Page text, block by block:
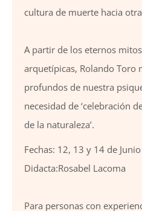
cultura de muerte hacia
A partir de los eternos
arquetípicas, Rolando Toro
profundos de nuestra
necesidad de ‘celebración
de la naturaleza’.
Fechas: 12, 13 y 14 de Junio
Didacta:Rosabel Lacoma
Para personas con